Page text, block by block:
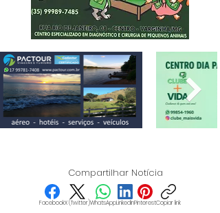
Compartilhar Notícia
FacebookX (Twitter)WhatsAppLinkedInPinterestCopiar link